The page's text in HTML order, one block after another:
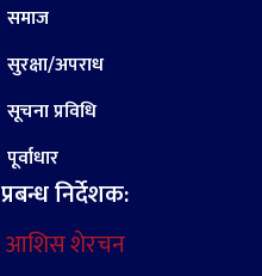
समाज
सुरक्षा/अपराध
सूचना प्रविधि
पूर्वाधार
प्रबन्ध निर्देशक:
आशिस शेरचन